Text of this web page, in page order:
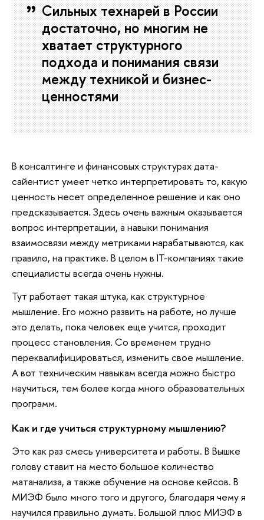
Сильных технарей в России
достаточно, но многим не
хватает структурного
подхода и понимания связи
между техникой и бизнес-
ценностями
В консалтинге и финансовых структурах дата-
сайентист умеет четко интерпретировать то, какую
ценность несет определенное решение и как оно
предсказывается. Здесь очень важным оказывается
вопрос интерпретации, а навыки понимания
взаимосвязи между метриками нарабатываются, как
правило, на практике. В целом в IT-компаниях такие
специалисты всегда очень нужны.
Тут работает такая штука, как структурное
мышление. Его можно развить на работе, но лучше
это делать, пока человек еще учится, проходит
процесс становления. Со временем трудно
переквалифицироваться, изменить свое мышление.
А вот техническим навыкам всегда можно быстро
научиться, тем более когда много образовательных
программ.
Как и где учиться структурному мышлению?
Это как раз смесь университета и работы. В Вышке
голову ставит на место большое количество
матанализа, а также обучение на основе кейсов. В
МИЭФ было много того и другого, благодаря чему я
научился правильно думать. Большой плюс МИЭФ в